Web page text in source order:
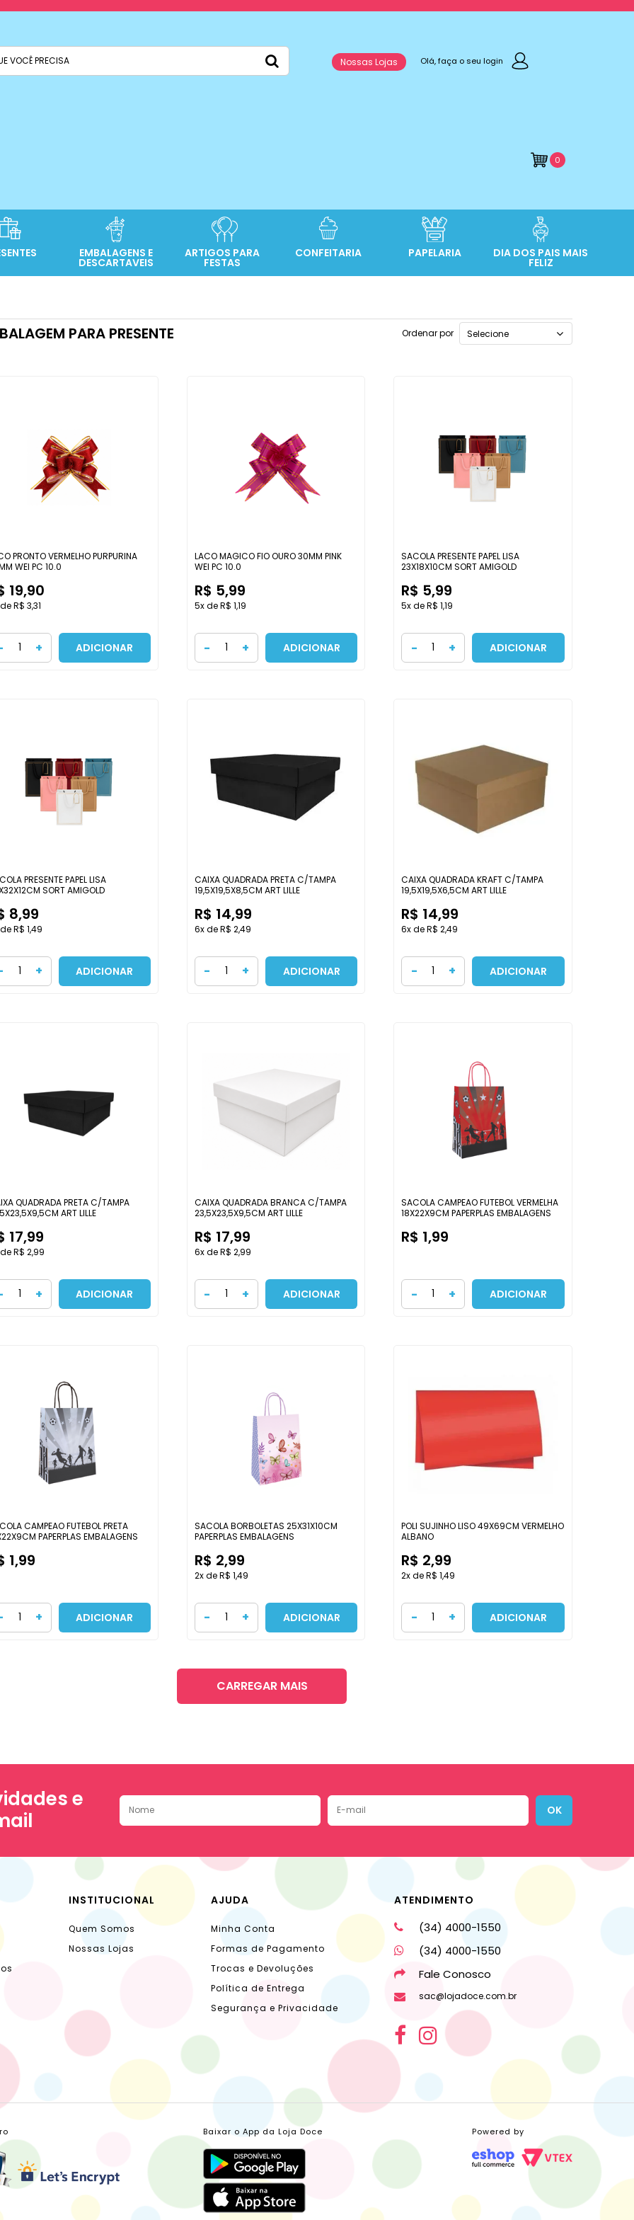
Nossas Lojas Olá, faça o seu login
0
EMBALAGENS E
DESCARTAVEIS
ARTIGOS PARA
FESTAS
CONFEITARIA PAPELARIA DIA DOS PAIS MAIS
FELIZ
PARA PRESENTE Ordenar por Selecione
PRONTO VERMELHO PURPURINA
WEI PC 10.0
19,90
R$ 3,31
+ ADICIONAR
LACO MAGICO FIO OURO 30MM PINK
WEI PC 10.0
R$ 5,99
5x de R$ 1,19
- + ADICIONAR
SACOLA PRESENTE PAPEL LISA
23X18X10CM SORT AMIGOLD
R$ 5,99
5x de R$ 1,19
- + ADICIONAR
PRESENTE PAPEL LISA
SORT AMIGOLD
8,99
R$ 1,49
+ ADICIONAR
CAIXA QUADRADA PRETA C/TAMPA
19,5X19,5X8,5CM ART LILLE
R$ 14,99
6x de R$ 2,49
- + ADICIONAR
CAIXA QUADRADA KRAFT C/TAMPA
19,5X19,5X6,5CM ART LILLE
R$ 14,99
6x de R$ 2,49
- + ADICIONAR
QUADRADA PRETA C/TAMPA
ART LILLE
17,99
R$ 2,99
+ ADICIONAR
CAIXA QUADRADA BRANCA C/TAMPA
23,5X23,5X9,5CM ART LILLE
R$ 17,99
6x de R$ 2,99
- + ADICIONAR
SACOLA CAMPEAO FUTEBOL VERMELHA
18X22X9CM PAPERPLAS EMBALAGENS
R$ 1,99
- + ADICIONAR
CAMPEAO FUTEBOL PRETA
PAPERPLAS EMBALAGENS
1,99
+ ADICIONAR
SACOLA BORBOLETAS 25X31X10CM
PAPERPLAS EMBALAGENS
R$ 2,99
2x de R$ 1,49
- + ADICIONAR
POLI SUJINHO LISO 49X69CM VERMELHO
ALBANO
R$ 2,99
2x de R$ 1,49
- + ADICIONAR
CARREGAR MAIS
e
OK
INSTITUCIONAL
Quem Somos
Nossas Lojas
AJUDA
Minha Conta
Formas de Pagamento
Trocas e Devoluções
Política de Entrega
Segurança e Privacidade
ATENDIMENTO
(34) 4000-1550
(34) 4000-1550
Fale Conosco
sac@lojadoce.com.br
Baixar o App da Loja Doce Powered by